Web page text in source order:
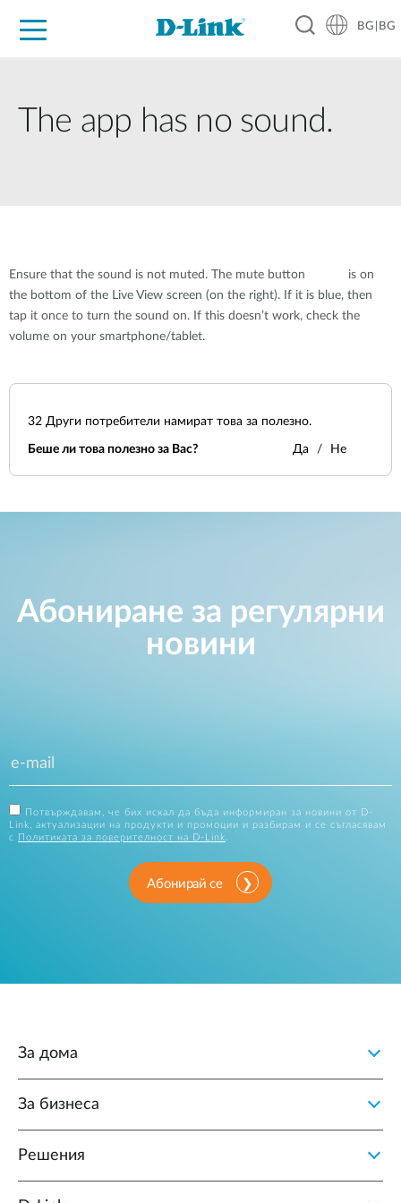
BG|BG
The app has no sound.
Ensure that the sound is not muted. The mute button
is on
the bottom of the Live View screen (on the right). If it is blue, then
tap it once to turn the sound on. If this doesn’t work, check the
volume on your smartphone/tablet.
32 Други потребители намират това за полезно.
Беше ли това полезно за Вас? Да Не
Абониране за регулярни
новини
Потвърждавам, че бих искал да бъда информиран за новини от D-
Link, актуализации на продукти и промоции и разбирам и се съгласявам
с
Политиката за поверителност на D-Link
Абонирай се
За дома
За бизнеса
Решения